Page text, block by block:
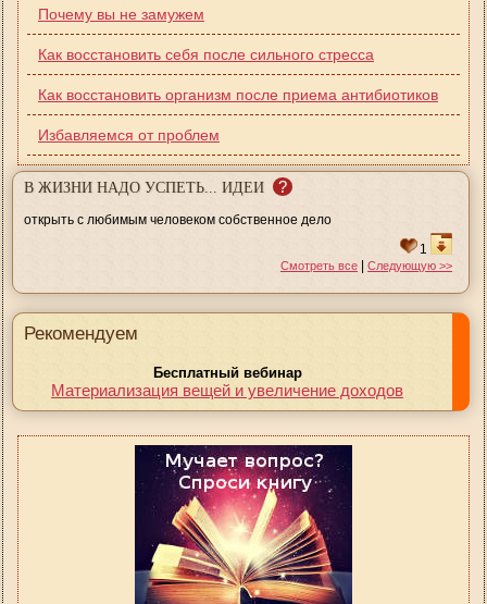
Почему вы не замужем
Как восстановить себя после сильного стресса
Как восстановить организм после приема антибиотиков
Избавляемся от проблем
В ЖИЗНИ НАДО УСПЕТЬ... ИДЕИ ?
открыть с любимым человеком собственное дело
1
Смотреть все | Следующую >>
Рекомендуем
Бесплатный вебинар
Материализация вещей и увеличение доходов